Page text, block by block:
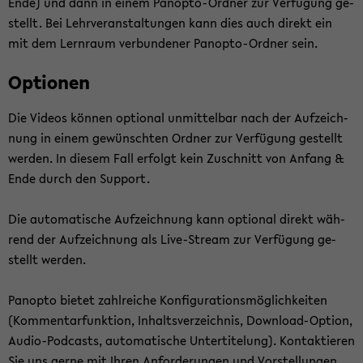
stellt. Bei Lehr­ver­an­stal­tun­gen kann dies auch di­rekt ein
mit dem Lern­raum ver­bun­de­ner Panopto-​Ordner sein.
Op­tio­nen
Die Vi­de­os kön­nen op­tio­nal un­mit­tel­bar nach der Auf­zeich­
nung in einem ge­wünsch­ten Ord­ner zur Ver­fü­gung ge­stellt
wer­den. In die­sem Fall er­folgt kein Zu­schnitt von An­fang &
Ende durch den Sup­port.
Die au­to­ma­ti­sche Auf­zeich­nung kann op­tio­nal di­rekt wäh­
rend der Auf­zeich­nung als Live-​Stream zur Ver­fü­gung ge­
stellt wer­den.
Pan­op­to bie­tet zahl­rei­che Kon­fi­gu­ra­ti­ons­mög­lich­kei­ten
(Kom­men­tar­funk­ti­on, In­halts­ver­zeich­nis, Download-​Option,
Audio-​Podcasts, au­to­ma­ti­sche Un­ter­ti­te­lung). Kon­tak­tie­ren